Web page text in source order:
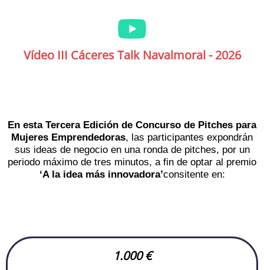
Vídeo III Cáceres Talk Navalmoral - 2026
En esta Tercera Edición de Concurso de Pitches para
Mujeres Emprendedoras, las participantes expondrán
sus ideas de negocio en una ronda de pitches, por un
periodo máximo de tres minutos, a fin de optar al premio
‘A la idea más innovadora’consitente en:
1.000 €